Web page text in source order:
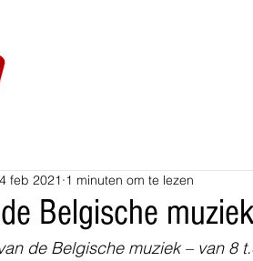
Belgische
feb 2021 1 minuten om te lezen
de Belgische muziek – van 8